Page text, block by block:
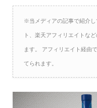
※当メディアの記事で紹介し
ト、楽天アフィリエイトな
ます。 アフィリエイト経由
てられます。